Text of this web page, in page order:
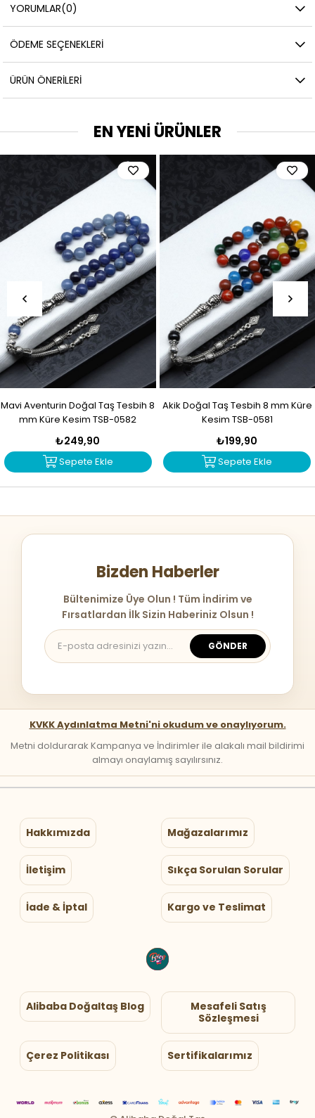
YORUMLAR(0)
ÖDEME SEÇENEKLERI
ÜRÜN ÖNERILERI
EN YENİ ÜRÜNLER
Mavi Aventurin Doğal Taş Tesbih 8
mm Küre Kesim TSB-0582
₺249,90
Sepete Ekle
Akik Doğal Taş Tesbih 8 mm Küre
Kesim TSB-0581
₺199,90
Sepete Ekle
Bizden Haberler
Bültenimize Üye Olun ! Tüm İndirim ve
Fırsatlardan İlk Sizin Haberiniz Olsun !
GÖNDER
KVKK Aydınlatma Metni'ni okudum ve onaylıyorum.
Metni doldurarak Kampanya ve İndirimler ile alakalı mail bildirimi
almayı onaylamış sayılırsınız.
Hakkımızda Mağazalarımız
İletişim Sıkça Sorulan Sorular
İade & İptal Kargo ve Teslimat
Alibaba Doğaltaş Blog
Mesafeli Satış
Sözleşmesi
Çerez Politikası Sertifikalarımız